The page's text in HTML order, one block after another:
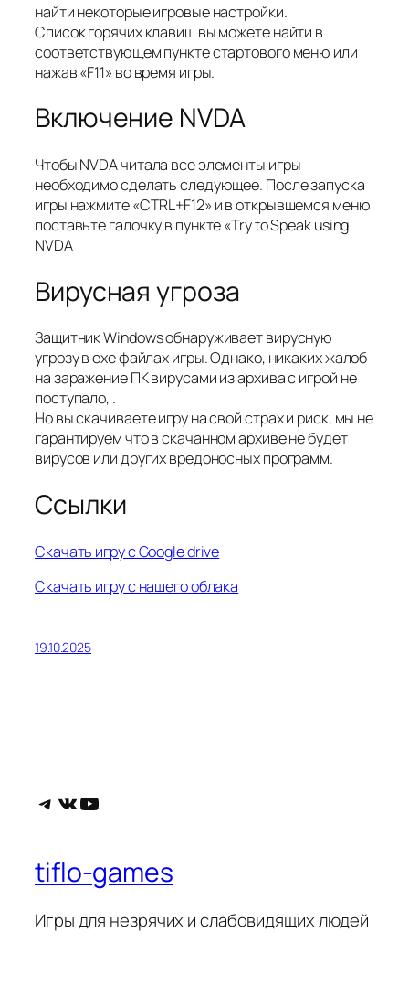
найти некоторые игровые настройки.
Список горячих клавиш вы можете найти в
соответствующем пункте стартового меню или
нажав «F11» во время игры.
Включение NVDA
Чтобы NVDA читала все элементы игры
необходимо сделать следующее. После запуска
игры нажмите «CTRL+F12» и в открывшемся меню
поставьте галочку в пункте «Try to Speak using
NVDA
Вирусная угроза
Защитник Windows обнаруживает вирусную
угрозу в exe файлах игры. Однако, никаких жалоб
на заражение ПК вирусами из архива с игрой не
поступало, .
Но вы скачиваете игру на свой страх и риск, мы не
гарантируем что в скачанном архиве не будет
вирусов или других вредоносных программ.
Ссылки
Скачать игру с Google drive
Скачать игру с нашего облака
19.10.2025
Telegram
ВКонтакте
YouTube
tiflo-games
Игры для незрячих и слабовидящих людей